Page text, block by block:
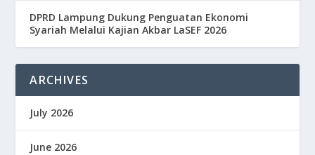
DPRD Lampung Dukung Penguatan Ekonomi
Syariah Melalui Kajian Akbar LaSEF 2026
ARCHIVES
July 2026
June 2026